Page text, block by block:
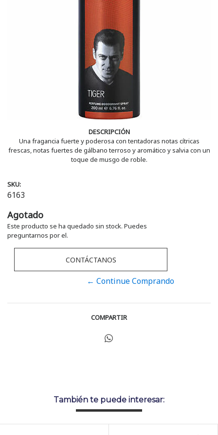
DESCRIPCIÓN
Una fragancia fuerte y poderosa con tentadoras notas cítricas
frescas, notas fuertes de gálbano terroso y aromático y salvia con un
toque de musgo de roble.
SKU:
6163
Agotado
Este producto se ha quedado sin stock. Puedes
preguntarnos por el.
CONTÁCTANOS
← Continue Comprando
COMPARTIR
También te puede interesar: